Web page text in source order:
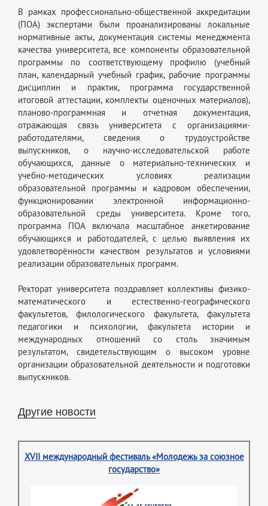
В рамках профессионально-общественной аккредитации
(ПОА) экспертами были проанализированы локальные
нормативные акты, документация системы менеджмента
качества университета, все компоненты образовательной
программы по соответствующему профилю (учебный
план, календарный учебный график, рабочие программы
дисциплин и практик, программа государственной
итоговой аттестации, комплекты оценочных материалов),
планово-программная и отчетная документация,
отражающая связь университета с организациями-
работодателями, сведения о трудоустройстве
выпускников, о научно-исследовательской работе
обучающихся, данные о материально-технических и
учебно-методических условиях реализации
образовательной программы и кадровом обеспечении,
функционировании электронной информационно-
образовательной среды университета. Кроме того,
программа ПОА включала масштабное анкетирование
обучающихся и работодателей, с целью выявления их
удовлетворённости качеством результатов и условиями
реализации образовательных программ.
Ректорат университета поздравляет коллективы физико-
математического и естественно-географического
факультетов, филологического факультета, факультета
педагогики и психологии, факультета истории и
международных отношений со столь значимым
результатом, свидетельствующим о высоком уровне
организации образовательной деятельности и подготовки
выпускников.
Другие новости
XVII международный фестиваль «Молодежь за союзное
государство»